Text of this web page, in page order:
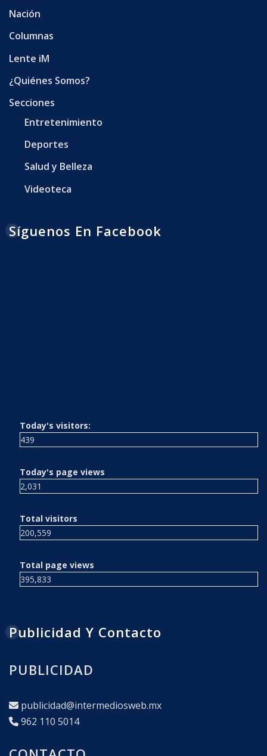
Nación
Columnas
Lente iM
¿Quiénes Somos?
Secciones
Entretenimiento
Deportes
Salud y Belleza
Videoteca
Síguenos En Facebook
Today's visitors:
439
Today's page views
2,031
Total visitors
200,559
Total page views
395,833
Publicidad Y Contacto
PUBLICIDAD
publicidad@intermediosweb.mx
962 110 5014